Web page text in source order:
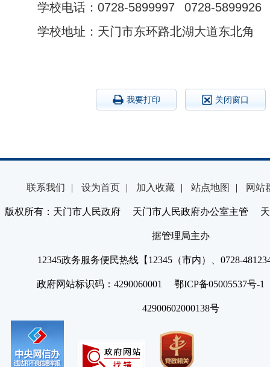
学校电话：0728-5899997 0728-5899926
学校地址：天门市东环路北湖大道东北角
我要打印 关闭窗口
联系我们 | 设为首页 | 加入收藏 | 站点地图 | 网站
版权所有：天门市人民政府 天门市人民政府办公室主管 天
据管理局主办
12345政务服务便民热线【12345（市内）、0728-
政府网站标识码：4290060001 鄂ICP备05005537号
42900602000138号